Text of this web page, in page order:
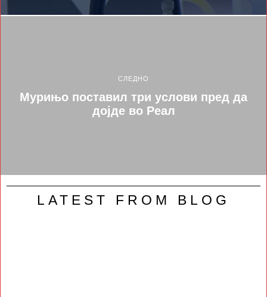
СЛЕДНО
Мурињо поставил три услови пред да
дојде во Реал
LATEST FROM BLOG